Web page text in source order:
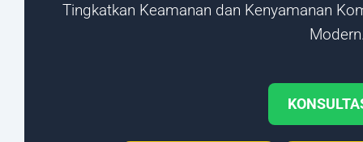
Tingkatkan Keamanan dan Kenyamanan